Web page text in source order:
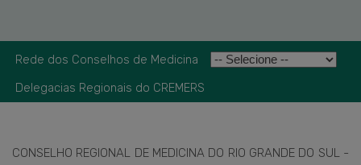
Rede dos Conselhos de Medicina
Delegacias Regionais do CREMERS
CONSELHO REGIONAL DE MEDICINA DO RIO GRANDE DO SUL -